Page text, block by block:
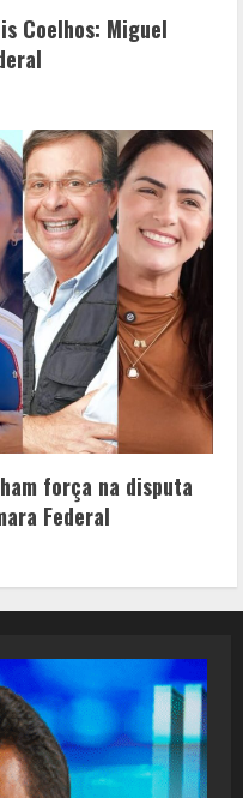
Coelhos: Miguel
força na disputa
Federal